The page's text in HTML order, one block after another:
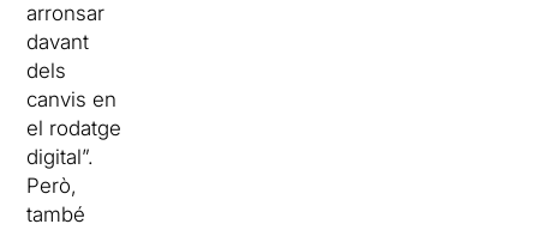
arronsar
davant
dels
canvis en
el rodatge
digital”.
Però,
també